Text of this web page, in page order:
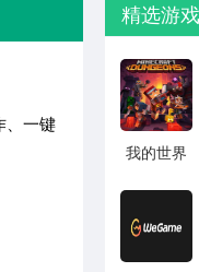
、一键
精选游戏
我的世界
MOD